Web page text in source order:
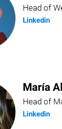
Head of
Linkedin
María
Head of
Linkedin